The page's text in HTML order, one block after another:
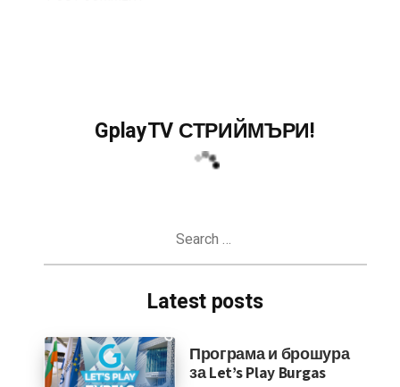
GplayTV СТРИЙМЪРИ!
Latest posts
Програма и брошура
за Let’s Play Burgas